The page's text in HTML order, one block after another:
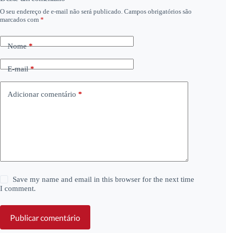
O seu endereço de e-mail não será publicado. Campos obrigatórios são
marcados com *
Nome*
E-mail*
Adicionar comentário *
Save my name and email in this browser for the next time
I comment.
Publicar comentário